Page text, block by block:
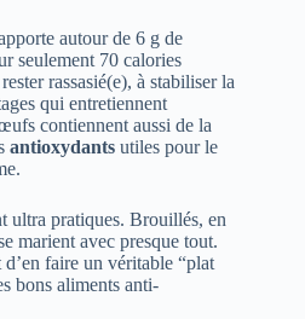
autour de 6 g de
seulement 70 calories
rassasié(e), à stabiliser la
qui entretiennent
contiennent aussi de la
antioxydants utiles pour le
ultra pratiques. Brouillés, en
marient avec presque tout.
faire un véritable “plat
bons aliments anti-